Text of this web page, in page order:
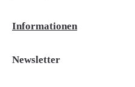
Informationen
Newsletter